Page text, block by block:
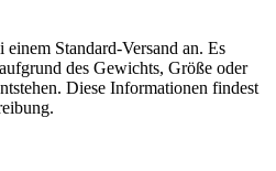
Standard-Versand an. Es
des Gewichts, Größe oder
Diese Informationen findest